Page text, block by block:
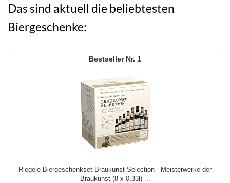
Das sind aktuell die beliebtesten
Biergeschenke:
1
Riegele Biergeschenkset Braukunst Selection - Meisterwerke der
Braukunst (8 x 0,33l) ...